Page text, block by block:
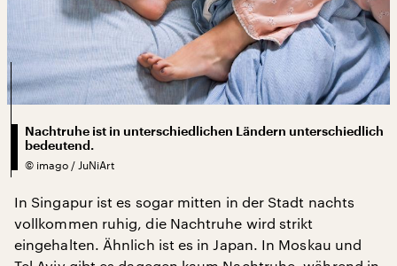
Nachtruhe ist in unterschiedlichen Ländern unterschiedlich
bedeutend.
© imago / JuNiArt
In Singapur ist es sogar mitten in der Stadt nachts
vollkommen ruhig, die Nachtruhe wird strikt
eingehalten. Ähnlich ist es in Japan. In Moskau und